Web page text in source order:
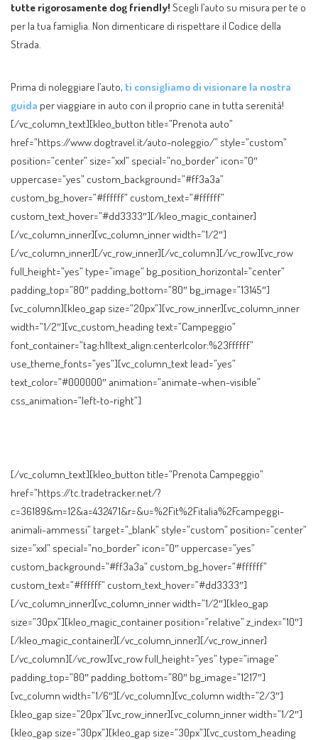
tutte rigorosamente dog friendly! Scegli l’auto su misura per te o
per la tua famiglia. Non dimenticare di rispettare il Codice della
Strada.
Prima di noleggiare l’auto, ti consigliamo di visionare la nostra
guida per viaggiare in auto con il proprio cane in tutta serenità!
[/vc_column_text][kleo_button title=”Prenota auto”
href=”https://www.dogtravel.it/auto-noleggio/” style=”custom”
position=”center” size=”xxl” special=”no_border” icon=”0″
uppercase=”yes” custom_background=”#ff3a3a”
custom_bg_hover=”#ffffff” custom_text=”#ffffff”
custom_text_hover=”#dd3333″][/kleo_magic_container]
[/vc_column_inner][vc_column_inner width=”1/2″]
[/vc_column_inner][/vc_row_inner][/vc_column][/vc_row][vc_row
full_height=”yes” type=”image” bg_position_horizontal=”center”
padding_top=”80″ padding_bottom=”80″ bg_image=”13145″]
[vc_column][kleo_gap size=”20px”][vc_row_inner][vc_column_inner
width=”1/2″][vc_custom_heading text=”Campeggio”
font_container=”tag:h1|text_align:center|color:%23ffffff”
use_theme_fonts=”yes”][vc_column_text lead=”yes”
text_color=”#000000″ animation=”animate-when-visible”
css_animation=”left-to-right”]
[/vc_column_text][kleo_button title=”Prenota Campeggio”
href=”https://tc.tradetracker.net/?
c=36189&m=12&a=432471&r=&u=%2Fit%2Fitalia%2Fcampeggi-
animali-ammessi” target=”_blank” style=”custom” position=”center”
size=”xxl” special=”no_border” icon=”0″ uppercase=”yes”
custom_background=”#ff3a3a” custom_bg_hover=”#ffffff”
custom_text=”#ffffff” custom_text_hover=”#dd3333″]
[/vc_column_inner][vc_column_inner width=”1/2″][kleo_gap
size=”30px”][kleo_magic_container position=”relative” z_index=”10″]
[/kleo_magic_container][/vc_column_inner][/vc_row_inner]
[/vc_column][/vc_row][vc_row full_height=”yes” type=”image”
padding_top=”80″ padding_bottom=”80″ bg_image=”1217″]
[vc_column width=”1/6″][/vc_column][vc_column width=”2/3″]
[kleo_gap size=”20px”][vc_row_inner][vc_column_inner width=”1/2″]
[kleo_gap size=”30px”][kleo_gap size=”30px”][vc_custom_heading